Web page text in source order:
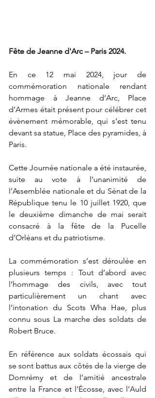
Fête de Jeanne d'Arc – Paris 2024.
En ce 12 mai 2024, jour de
commémoration nationale rendant
hommage à Jeanne d’Arc, Place
d’Armes était présent pour célébrer cet
évènement mémorable, qui s’est tenu
devant sa statue, Place des pyramides, à
Paris.
Cette Journée nationale a été instaurée,
suite au vote à l’unanimité de
l’Assemblée nationale et du Sénat de la
République tenu le 10 juillet 1920, que
le deuxième dimanche de mai serait
consacré à la fête de la Pucelle
d’Orléans et du patriotisme.
La commémoration s’est déroulée en
plusieurs temps : Tout d’abord avec
l’hommage des civils, avec tout
particulièrement un chant avec
l’intonation du Scots Wha Hae, plus
connu sous La marche des soldats de
Robert Bruce.
En référence aux soldats écossais qui
se sont battus aux côtés de la vierge de
Domrémy et de l’amitié ancestrale
entre la France et l’Écosse, avec l’Auld